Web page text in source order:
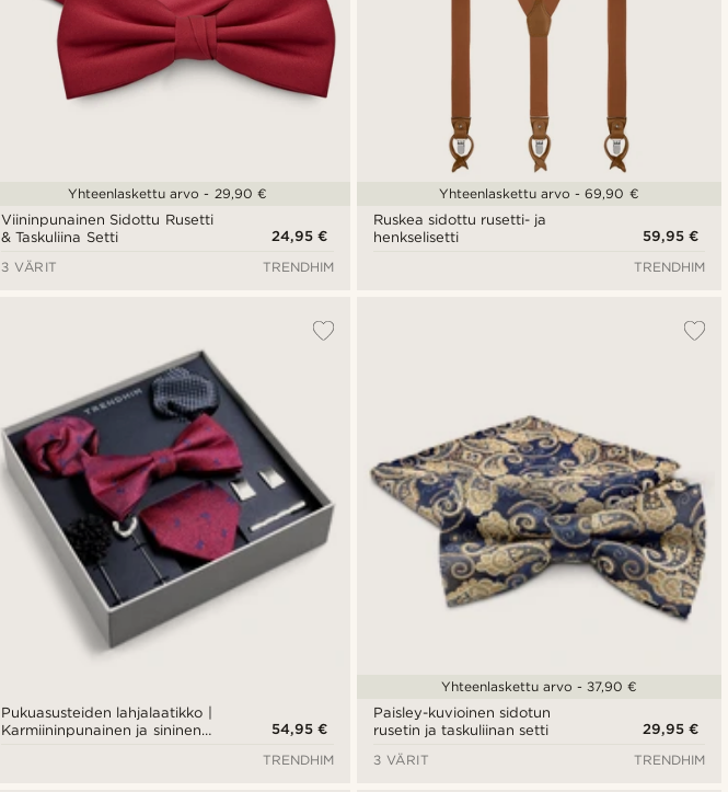
Viininpunainen Sidottu Rusetti
& Taskuliina Setti
24,95 €
Yhteenlaskettu arvo - 29,90 €
3 VÄRIT TRENDHIM
Ruskea sidottu rusetti- ja
henkselisetti
59,95 €
Yhteenlaskettu arvo - 69,90 €
TRENDHIM
Pukuasusteiden lahjalaatikko |
Karmiininpunainen ja sininen
54,95 €
TRENDHIM
Paisley-kuvioinen sidotun
rusetin ja taskuliinan setti
29,95 €
Yhteenlaskettu arvo - 37,90 €
3 VÄRIT TRENDHIM